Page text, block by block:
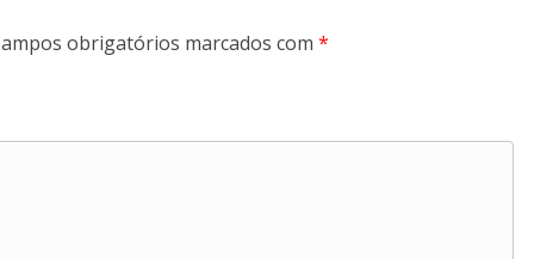
obrigatórios marcados com *